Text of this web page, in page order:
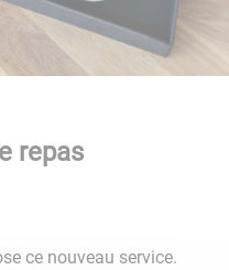
repas
ce nouveau service.